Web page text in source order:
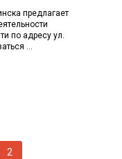
предлагает
по адресу ул.
...
2